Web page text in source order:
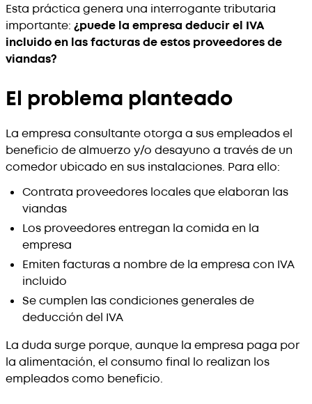
Esta práctica genera una interrogante tributaria
importante: ¿puede la empresa deducir el IVA
incluido en las facturas de estos proveedores de
viandas?
El problema planteado
La empresa consultante otorga a sus empleados el
beneficio de almuerzo y/o desayuno a través de un
comedor ubicado en sus instalaciones. Para ello:
Contrata proveedores locales que elaboran las
viandas
Los proveedores entregan la comida en la
empresa
Emiten facturas a nombre de la empresa con IVA
incluido
Se cumplen las condiciones generales de
deducción del IVA
La duda surge porque, aunque la empresa paga por
la alimentación, el consumo final lo realizan los
empleados como beneficio.